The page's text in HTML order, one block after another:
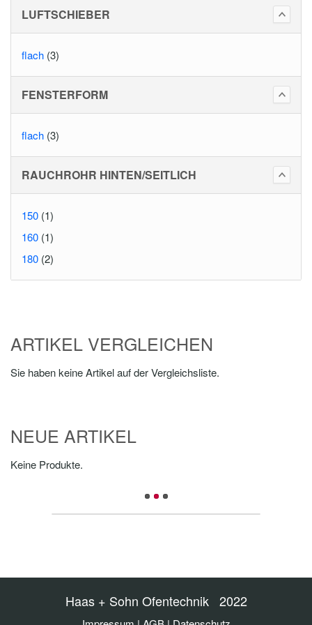
LUFTSCHIEBER
flach (3)
FENSTERFORM
flach (3)
RAUCHROHR HINTEN/SEITLICH
150 (1)
160 (1)
180 (2)
ARTIKEL VERGLEICHEN
Sie haben keine Artikel auf der Vergleichsliste.
NEUE ARTIKEL
Keine Produkte.
Haas + Sohn Ofentechnik 2022